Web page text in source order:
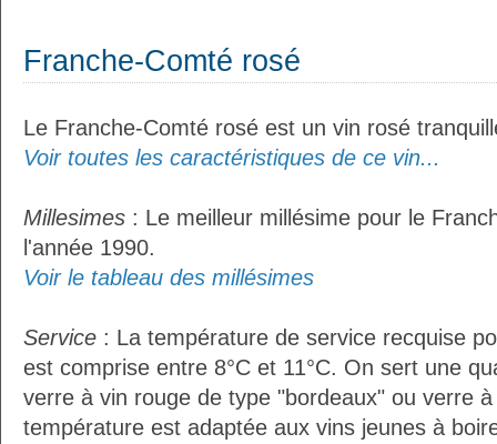
Franche-Comté rosé
Le Franche-Comté rosé est un vin rosé
Voir toutes les caractéristiques de ce vin...
Millesimes : Le meilleur millésime pour le
l'année 1990.
Voir le tableau des millésimes
Service : La température de service recquise
est comprise entre 8°C et 11°C. On sert une
verre à vin rouge de type "bordeaux" ou verre
température est adaptée aux vins jeunes à